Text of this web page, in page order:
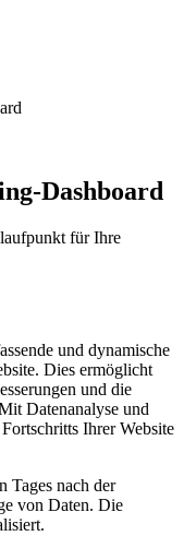
Dashboard
für Ihre
und dynamische
Dies ermöglicht
und die
Datenanalyse und
Ihrer Website
Tages nach der
von Daten. Die